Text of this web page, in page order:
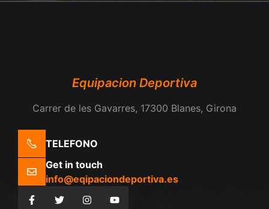
Equipacion Deportiva
Carrer de les Gavarres, 17300 Blanes, Girona
TELEFONO
Get in touch
info@eqipaciondeportiva.es